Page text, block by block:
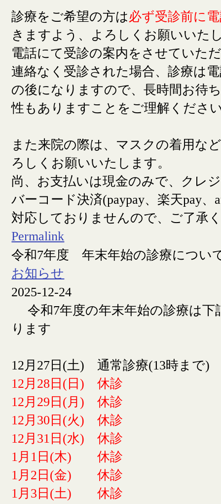
診療をご希望の方は必ず受診前に
きますよう、よろしくお願いいた
電話にて受診の案内をさせていた
連絡なく受診された場合、診療は
の後になりますので、長時間お待
性もありますことをご理解くださ
また来院の際は、マスクの着用な
ろしくお願いいたします。
尚、お支払いは現金のみで、クレ
バーコード決済(paypay、楽天pay、
対応しておりませんので、ご了承
Permalink
令和7年度 年末年始の診療につい
お知らせ
2025-12-24
令和7年度の年末年始の診療は下
ります
12月27日(土) 通常診療(13時まで)
12月28日(日) 休診
12月29日(月) 休診
12月30日(火) 休診
12月31日(水) 休診
1月1日(木) 休診
1月2日(金) 休診
1月3日(土) 休診